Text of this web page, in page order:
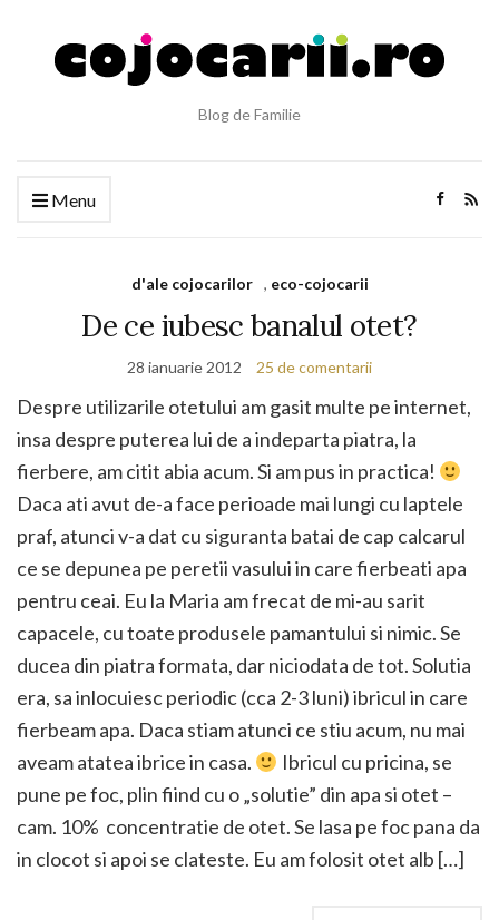
Blog de Familie
Menu
d'ale cojocarilor , eco-cojocarii
De ce iubesc banalul otet?
28 ianuarie 2012 25 de comentarii
Despre utilizarile otetului am gasit multe pe internet,
insa despre puterea lui de a indeparta piatra, la
fierbere, am citit abia acum. Si am pus in practica!
Daca ati avut de-a face perioade mai lungi cu laptele
praf, atunci v-a dat cu siguranta batai de cap calcarul
ce se depunea pe peretii vasului in care fierbeati apa
pentru ceai. Eu la Maria am frecat de mi-au sarit
capacele, cu toate produsele pamantului si nimic. Se
ducea din piatra formata, dar niciodata de tot. Solutia
era, sa inlocuiesc periodic (cca 2-3 luni) ibricul in care
fierbeam apa. Daca stiam atunci ce stiu acum, nu mai
aveam atatea ibrice in casa.
Ibricul cu pricina, se
pune pe foc, plin fiind cu o „solutie” din apa si otet –
cam. 10% concentratie de otet. Se lasa pe foc pana da
in clocot si apoi se clateste. Eu am folosit otet alb […]